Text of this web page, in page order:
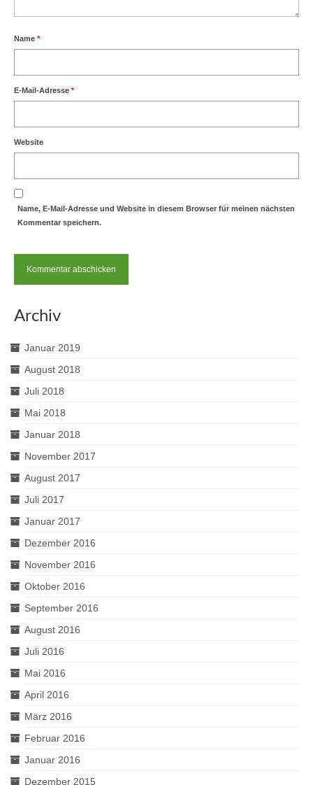
Name *
E-Mail-Adresse *
Website
Name, E-Mail-Adresse und Website in diesem Browser für meinen nächsten
Kommentar speichern.
Archiv
Januar 2019
August 2018
Juli 2018
Mai 2018
Januar 2018
November 2017
August 2017
Juli 2017
Januar 2017
Dezember 2016
November 2016
Oktober 2016
September 2016
August 2016
Juli 2016
Mai 2016
April 2016
März 2016
Februar 2016
Januar 2016
Dezember 2015